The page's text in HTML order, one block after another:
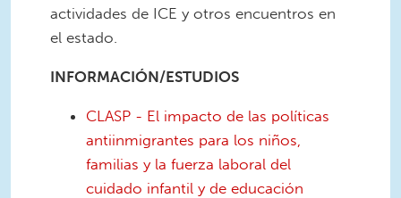
actividades de ICE y otros encuentros en
el estado.
INFORMACIÓN/ESTUDIOS
CLASP - El impacto de las políticas
antiinmigrantes para los niños,
familias y la fuerza laboral del
cuidado infantil y de educación